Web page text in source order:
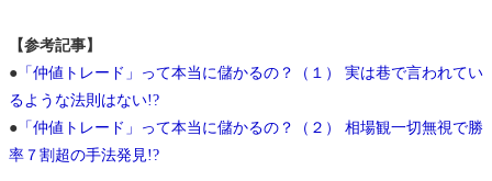
【参考記事】
● 「仲値トレード」って本当に儲かるの？（１） 実は巷で言われてい
るような法則はない!?
● 「仲値トレード」って本当に儲かるの？（２） 相場観一切無視で勝
率７割超の手法発見!?